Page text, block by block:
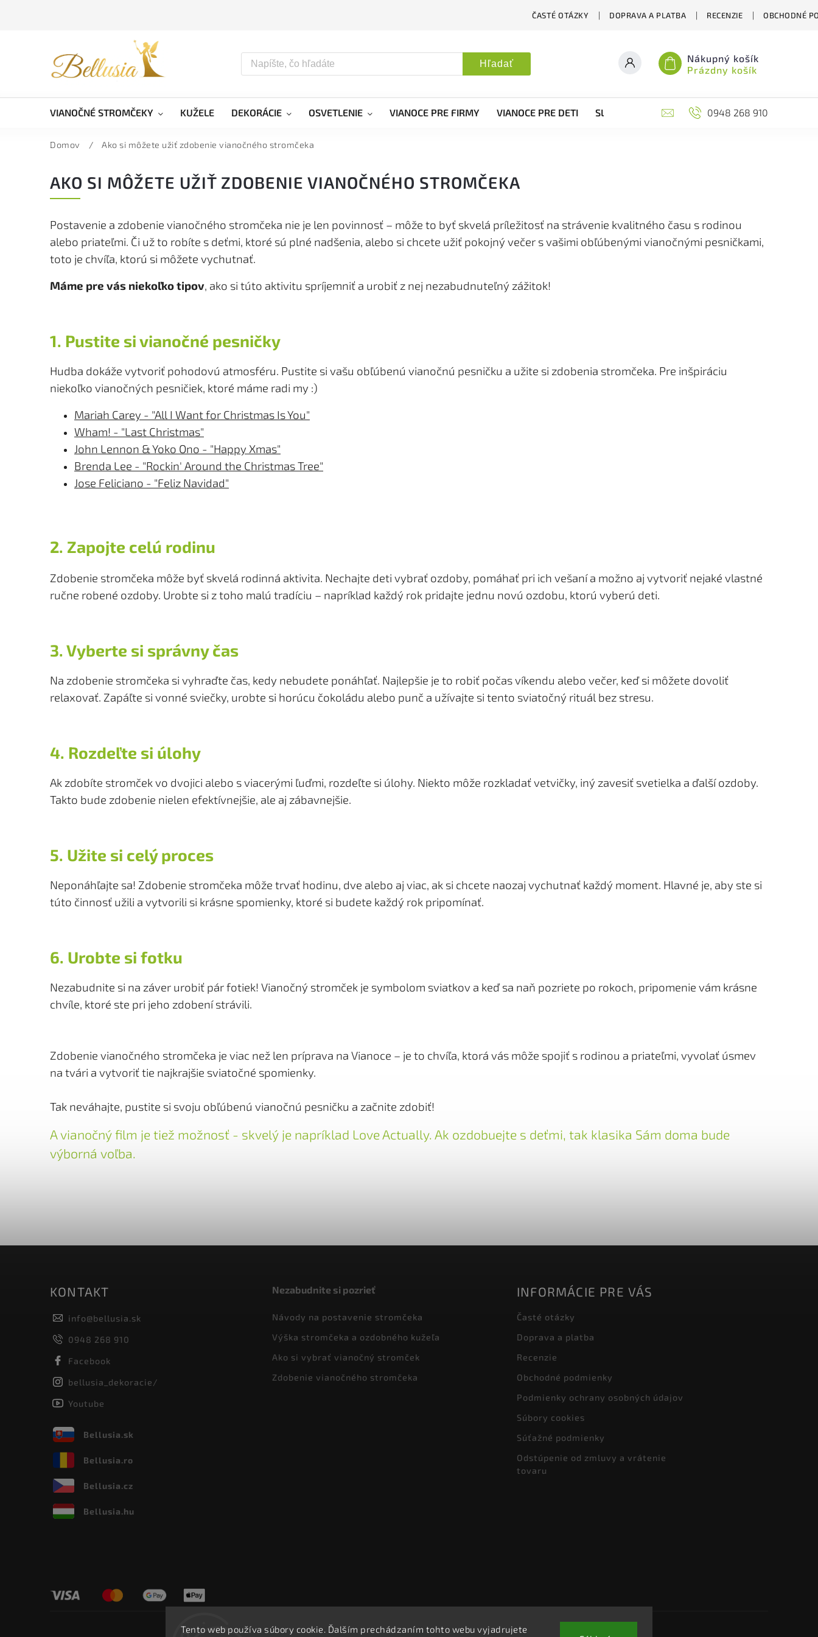
Tento web používa súbory cookie. Ďalším prechádzaním tohto webu vyjadrujete
ČASTÉ OTÁZKY DOPRAVA A PLATBA RECENZIE OBCHODNÉ
Hľadať
Nákupný košík
Prázdny košík
VIANOČNÉ STROMČEKY KUŽELE DEKORÁCIE OSVETLENIE VIANOCE PRE FIRMY VIANOCE PRE DETI SLOVENSKÉ VIANOCE ĎALŠIE ZAUJÍMAVÉ
0948 268 910
Domov / Ako si môžete užiť zdobenie vianočného stromčeka
AKO SI MÔŽETE UŽIŤ ZDOBENIE VIANOČNÉHO STROMČEKA
Postavenie a zdobenie vianočného stromčeka nie je len povinnosť – môže to byť skvelá príležitosť na strávenie kvalitného času s rodinou
alebo priateľmi. Či už to robíte s deťmi, ktoré sú plné nadšenia, alebo si chcete užiť pokojný večer s vašimi obľúbenými vianočnými pesničkami,
toto je chvíľa, ktorú si môžete vychutnať.
Máme pre vás niekoľko tipov, ako si túto aktivitu spríjemniť a urobiť z nej nezabudnuteľný zážitok!
1. Pustite si vianočné pesničky
Hudba dokáže vytvoriť pohodovú atmosféru. Pustite si vašu obľúbenú vianočnú pesničku a užite si zdobenia stromčeka. Pre inšpiráciu
niekoľko vianočných pesničiek, ktoré máme radi my :)
Mariah Carey - "All I Want for Christmas Is You"
Wham! - "Last Christmas"
John Lennon & Yoko Ono - "Happy Xmas"
Brenda Lee - "Rockin' Around the Christmas Tree"
Jose Feliciano - "Feliz Navidad"
2. Zapojte celú rodinu
Zdobenie stromčeka môže byť skvelá rodinná aktivita. Nechajte deti vybrať ozdoby, pomáhať pri ich vešaní a možno aj vytvoriť nejaké vlastné
ručne robené ozdoby. Urobte si z toho malú tradíciu – napríklad každý rok pridajte jednu novú ozdobu, ktorú vyberú deti.
3. Vyberte si správny čas
Na zdobenie stromčeka si vyhraďte čas, kedy nebudete ponáhľať. Najlepšie je to robiť počas víkendu alebo večer, keď si môžete dovoliť
relaxovať. Zapáľte si vonné sviečky, urobte si horúcu čokoládu alebo punč a užívajte si tento sviatočný rituál bez stresu.
4. Rozdeľte si úlohy
Ak zdobíte stromček vo dvojici alebo s viacerými ľuďmi, rozdeľte si úlohy. Niekto môže rozkladať vetvičky, iný zavesiť svetielka a ďalší ozdoby.
Takto bude zdobenie nielen efektívnejšie, ale aj zábavnejšie.
5. Užite si celý proces
Neponáhľajte sa! Zdobenie stromčeka môže trvať hodinu, dve alebo aj viac, ak si chcete naozaj vychutnať každý moment. Hlavné je, aby ste si
túto činnosť užili a vytvorili si krásne spomienky, ktoré si budete každý rok pripomínať.
6. Urobte si fotku
Nezabudnite si na záver urobiť pár fotiek! Vianočný stromček je symbolom sviatkov a keď sa naň pozriete po rokoch, pripomenie vám krásne
chvíle, ktoré ste pri jeho zdobení strávili.
Zdobenie vianočného stromčeka je viac než len príprava na Vianoce – je to chvíľa, ktorá vás môže spojiť s rodinou a priateľmi, vyvolať úsmev
na tvári a vytvoriť tie najkrajšie sviatočné spomienky.
Tak neváhajte, pustite si svoju obľúbenú vianočnú pesničku a začnite zdobiť!
A vianočný film je tiež možnosť - skvelý je napríklad Love Actually. Ak ozdobuejte s deťmi, tak klasika Sám doma bude
výborná voľba.
KONTAKT
info@bellusia.sk
0948 268 910
Facebook
bellusia_dekoracie/
Youtube
Bellusia.sk
Bellusia.ro
Bellusia.cz
Bellusia.hu
Nezabudnite si pozrieť
Návody na postavenie stromčeka
Výška stromčeka a ozdobného kužeľa
Ako si vybrať vianočný stromček
Zdobenie vianočného stromčeka
INFORMÁCIE PRE VÁS
Časté otázky
Doprava a platba
Recenzie
Obchodné podmienky
Podmienky ochrany osobných údajov
Súbory cookies
Súťažné podmienky
Odstúpenie od zmluvy a vrátenie
tovaru